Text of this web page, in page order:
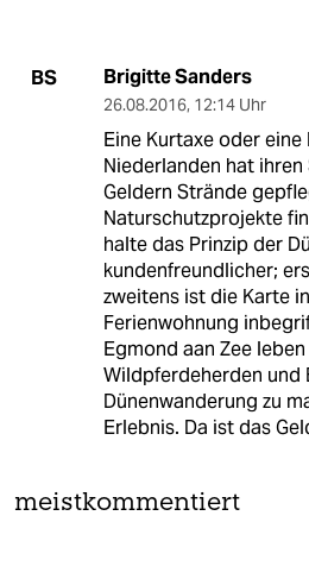
BS Brigitte Sanders
26.08.2016, 12:14 Uhr
Eine Kurtaxe oder
Niederlanden hat ihren
Geldern Strände
Naturschutzprojekte
halte das Prinzip der
kundenfreundlicher;
zweitens ist die Karte
Ferienwohnung
Egmond aan Zee
Wildpferdeherden und
Dünenwanderung zu
Erlebnis. Da ist das
meistkommentiert